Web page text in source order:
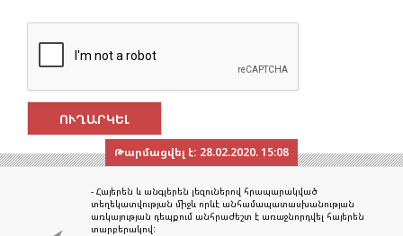
Թարմացվել է: 28.02.2020. 15:08
- Հայերեն և անգլերեն լեզուներով հրապարակված
տեղեկատվության միջև որևէ անհամապատասխանության
առկայության դեպքում անհրաժեշտ է առաջնորդվել հայերեն
տարբերակով: